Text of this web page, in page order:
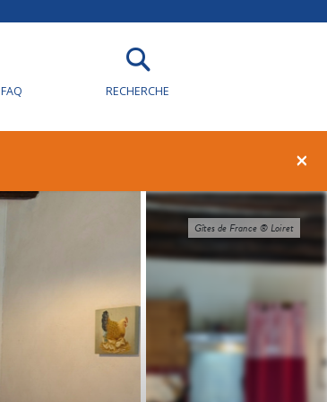
FAQ RECHERCHE
×
Gîtes de France ® Loiret